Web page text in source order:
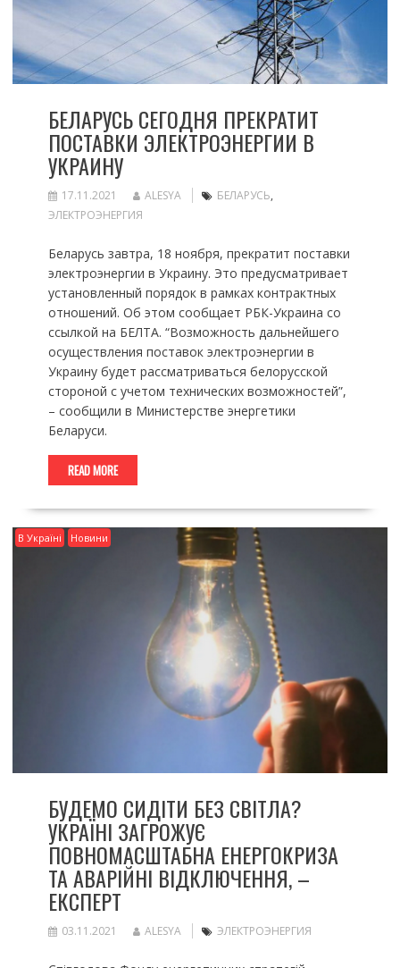
БЕЛАРУСЬ СЕГОДНЯ ПРЕКРАТИТ
ПОСТАВКИ ЭЛЕКТРОЭНЕРГИИ В
УКРАИНУ
17.11.2021 ALESYA БЕЛАРУСЬ,
ЭЛЕКТРОЭНЕРГИЯ
Беларусь завтра, 18 ноября, прекратит поставки
электроэнергии в Украину. Это предусматривает
установленный порядок в рамках контрактных
отношений. Об этом сообщает РБК-Украина со
ссылкой на БЕЛТА. “Возможность дальнейшего
осуществления поставок электроэнергии в
Украину будет рассматриваться белорусской
стороной с учетом технических возможностей”,
– сообщили в Министерстве энергетики
Беларуси.
READ MORE
В Україні Новини
БУДЕМО СИДІТИ БЕЗ СВІТЛА?
УКРАЇНІ ЗАГРОЖУЄ
ПОВНОМАСШТАБНА ЕНЕРГОКРИЗА
ТА АВАРІЙНІ ВІДКЛЮЧЕННЯ, –
ЕКСПЕРТ
03.11.2021 ALESYA ЭЛЕКТРОЭНЕРГИЯ